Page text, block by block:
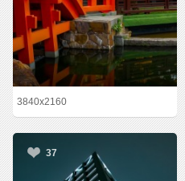
3840x2160
37